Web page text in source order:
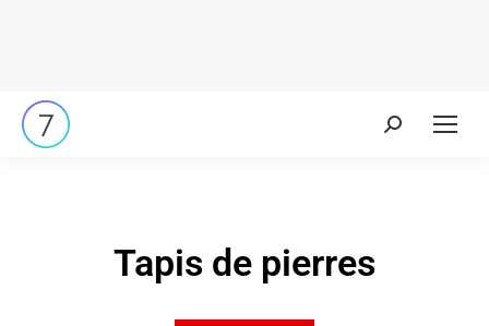
Tapis de pierres